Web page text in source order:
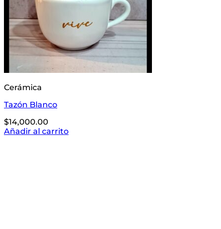
Cerámica
Tazón Blanco
$14,000.00
Añadir al carrito